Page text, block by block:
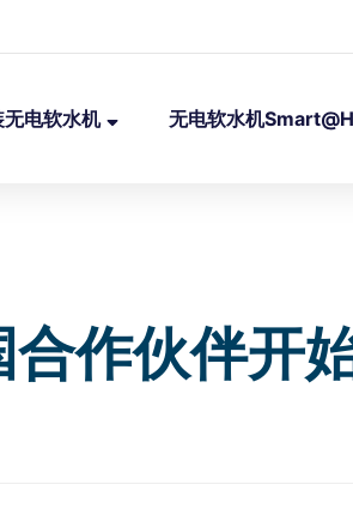
无电软水机 无电软水机
作伙伴开